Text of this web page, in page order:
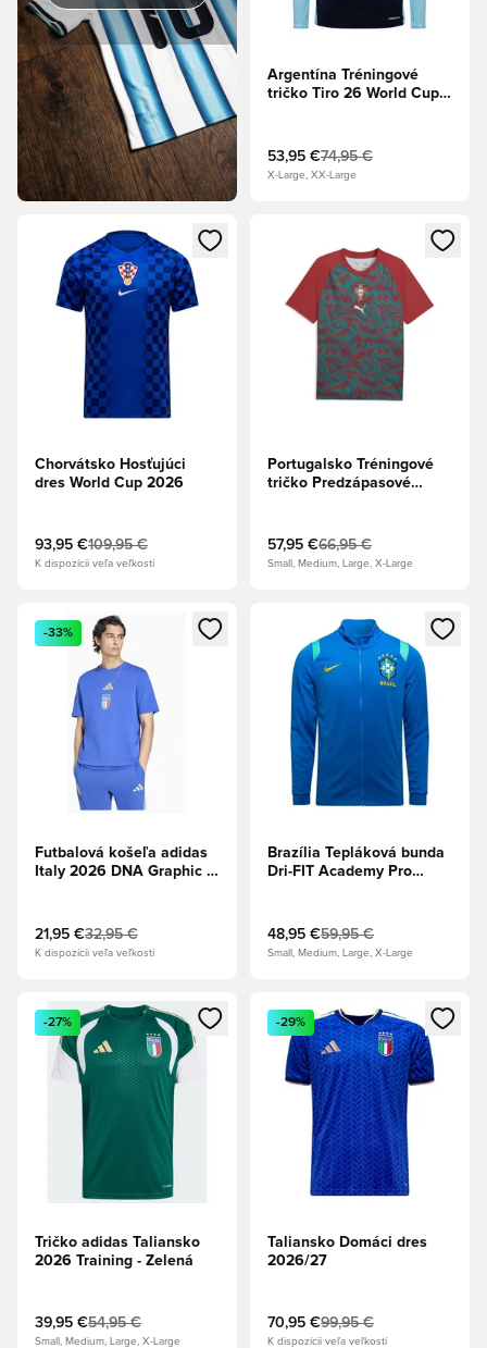
Argentína Tréningové
tričko Tiro 26 World Cup
53,95 €74,95 €
X-Large, XX-Large
Otvorí modál na prihlásenie alebo registráciu ako člen
Chorvátsko Hosťujúci
dres World Cup 2026
93,95 €109,95 €
K dispozícii veľa veľkostí
Otvorí modál na prihlásenie
Portugalsko Tréningové
tričko Predzápasové
57,95 €66,95 €
Small, Medium, Large, X-Large
Otvorí modál na prihlásenie alebo registráciu ako člen
-33%
Futbalová košeľa adidas
Italy 2026 DNA Graphic -
21,95 €32,95 €
K dispozícii veľa veľkostí
Otvorí modál na prihlásenie
Brazília Tepláková bunda
Dri-FIT Academy Pro
Gold/Svetlá Menta
48,95 €59,95 €
Small, Medium, Large, X-Large
Otvorí modál na prihlásenie alebo registráciu ako člen
-27%
Tričko adidas Taliansko
2026 Training - Zelená
39,95 €54,95 €
Small, Medium, Large, X-Large
Otvorí modál na prihlásenie
-29%
Taliansko Domáci dres
2026/27
70,95 €99,95 €
K dispozícii veľa veľkostí